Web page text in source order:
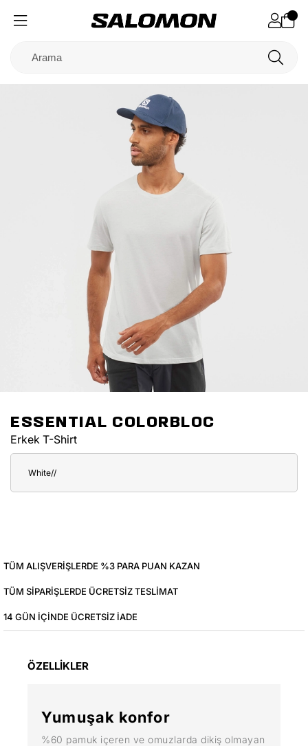
ESSENTIAL COLORBLOC
Erkek T-Shirt
White//
TÜM ALIŞVERIŞLERDE %3 PARA PUAN KAZAN
TÜM SIPARIŞLERDE ÜCRETSIZ TESLIMAT
14 GÜN IÇINDE ÜCRETSIZ IADE
ÖZELLİKLER
Yumuşak konfor
%60 pamuk içeren ve omuzlarda dikiş olmayan